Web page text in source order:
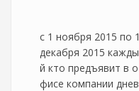
с 1 ноября 2015 по 1
декабря 2015 кажды
й кто предъявит в о
фисе компании днев